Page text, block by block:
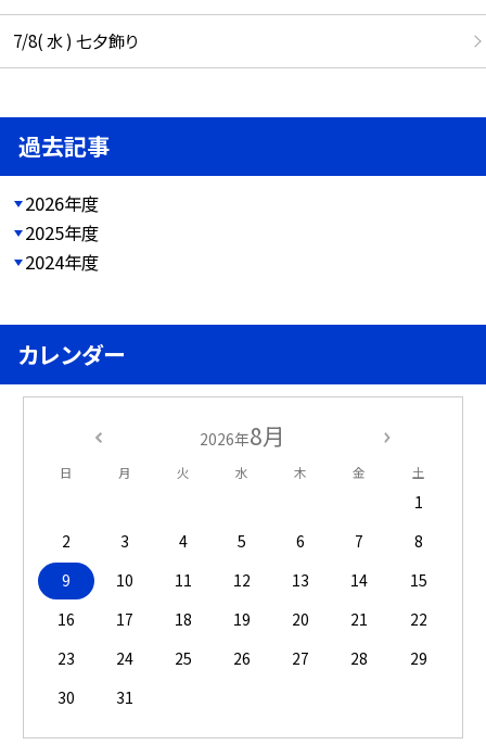
7/8( 水 ) 七夕飾り
過去記事
2026年度
2025年度
2024年度
カレンダー
2026年8月
日 月 火 水 木 金 土
1
2
3 4 5 6 7
8
9
10 11 12 13 14
15
16
17 18 19 20 21
22
23
24 25 26 27 28
29
30
31